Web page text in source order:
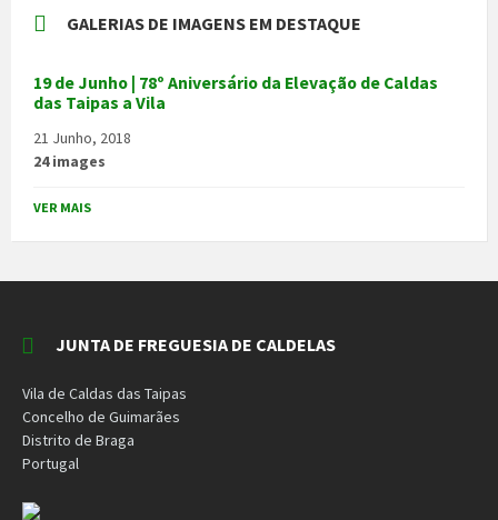
GALERIAS DE IMAGENS EM DESTAQUE
19 de Junho | 78º Aniversário da Elevação de Caldas
das Taipas a Vila
21 Junho, 2018
24 images
VER MAIS
JUNTA DE FREGUESIA DE CALDELAS
Vila de Caldas das Taipas
Concelho de Guimarães
Distrito de Braga
Portugal